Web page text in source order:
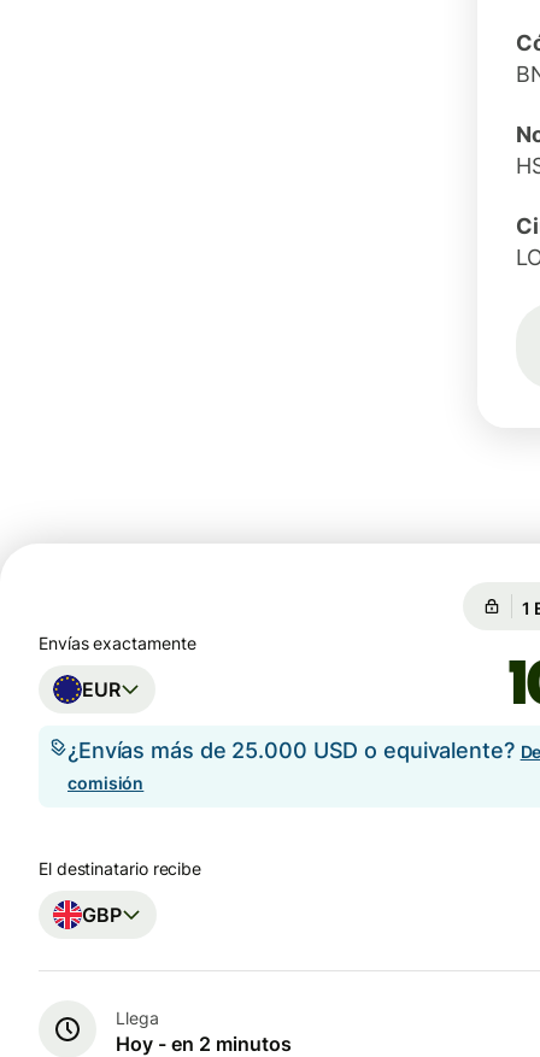
Envías exactamente
EUR
¿Envías más de 25.000 USD o equivalente?
comisión
El destinatario recibe
GBP
Llega
Hoy - en 2 minutos